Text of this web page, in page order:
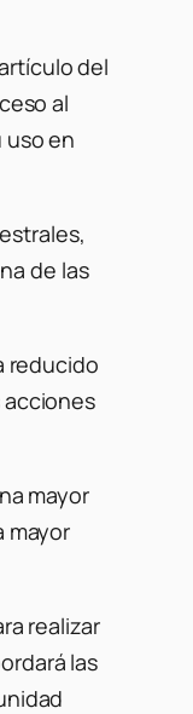
del
al
en
de las
reducido
acciones
mayor
mayor
realizar
las